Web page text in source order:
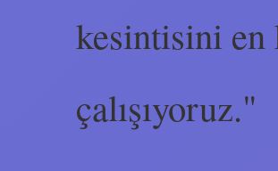
kesintisini en
çalışıyoruz."